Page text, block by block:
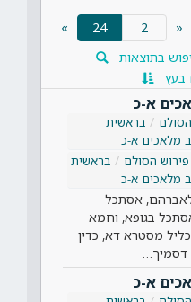
«
24
»
בתוצאות
בעץ
א-כ
בראשית
מלאכים א-כ
הסולם
בראשית
מלאכים א-כ
אסתכל
בגופא, וחמא
מסטרא דא, כדין
א-כ